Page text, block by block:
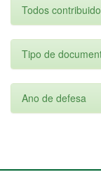
Todos
Tipo de
Ano de defesa